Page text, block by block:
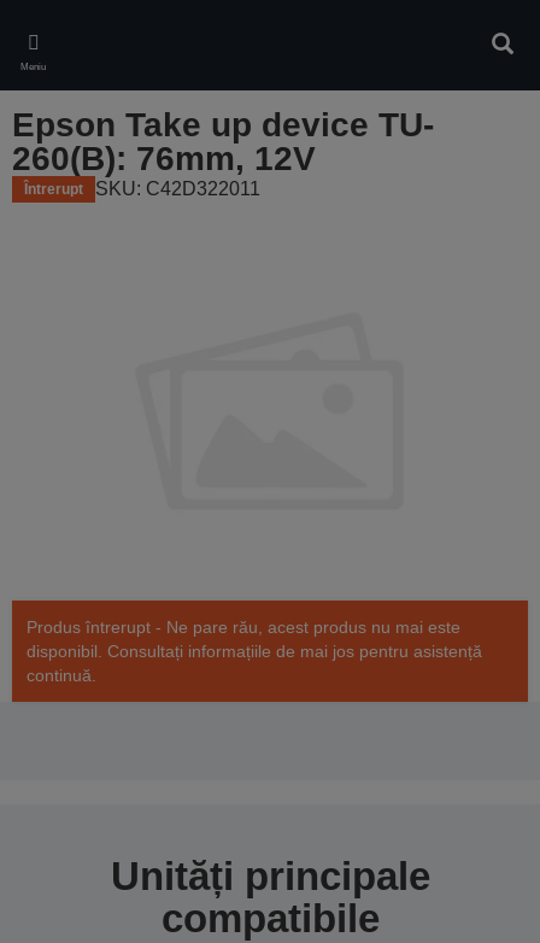
main
content
Meniu
Epson Take up device TU-
260(B): 76mm, 12V
Întrerupt SKU: C42D322011
Produs întrerupt - Ne pare rău, acest produs nu mai este
disponibil. Consultați informațiile de mai jos pentru asistență
continuă.
Unități principale
compatibile